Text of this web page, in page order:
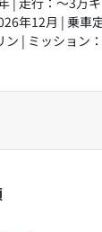
年12月 | 乗車
ン | ミッション